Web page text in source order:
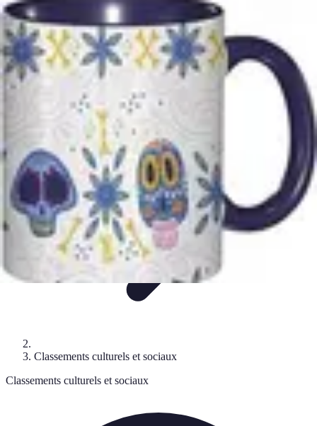
Classement Culturel
CultureTendancesSociétéConseilsTop
Classement Culturel
Classements culturels et sociaux
Classements culturels et sociaux